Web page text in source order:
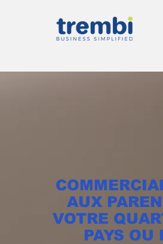
AUX
VOTRE
PAYS OU